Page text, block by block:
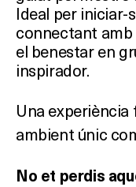
Ideal per iniciar-
connectant amb
el benestar en
inspirador.
Una
ambient únic
No et perdis